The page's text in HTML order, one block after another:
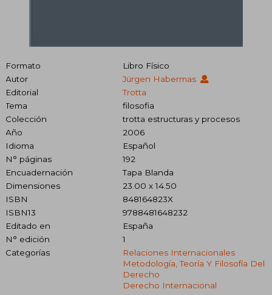
Formato
Libro Físico
Autor
Jürgen Habermas
Editorial
Trotta
Tema
filosofia
Colección
trotta estructuras y procesos
Año
2006
Idioma
Español
N° páginas
192
Encuadernación
Tapa Blanda
Dimensiones
23.00 x 14.50
ISBN
848164823X
ISBN13
9788481648232
Editado en
España
N° edición
1
Categorías
Relaciones Internacionales
Metodología, Teoría Y Filosofía Del
Derecho
Derecho Internacional